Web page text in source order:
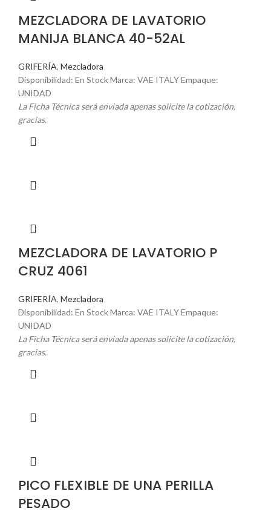
MEZCLADORA DE LAVATORIO
MANIJA BLANCA 40-52AL
GRIFERÍA, Mezcladora
Disponibilidad: En Stock Marca: VAE ITALY Empaque:
UNIDAD
La Ficha Técnica será enviada apenas solicite la cotización,
gracias.
MEZCLADORA DE LAVATORIO P
CRUZ 4061
GRIFERÍA, Mezcladora
Disponibilidad: En Stock Marca: VAE ITALY Empaque:
UNIDAD
La Ficha Técnica será enviada apenas solicite la cotización,
gracias.
PICO FLEXIBLE DE UNA PERILLA
PESADO